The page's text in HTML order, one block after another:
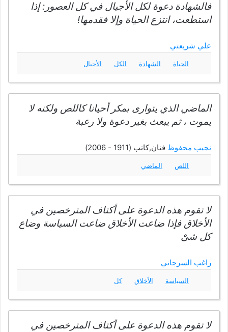
فالشهادة دعوة لكل الأجيال في كل العصور: إذا
استطعت، انتزع الحياة وإلا فقدمها!
علي شريعتي
الحياة الشهادة الكل الأجيال
الماضي الذي يتوارى بمكر أحيانا كاللص ولكنه لا
يموت ، ثم يبعث بغير دعوة ولا رعبة
نجيب محفوظ فنان,كاتب (1911 - 2006)
اللص الماضي
لا تقوم هذه الدعوة على أكتاف المترخصين في
الأخلاق فإذا ضاعت الأخلاق ضاعت السياسة وضاع
كل شىْ
راغب السرجاني
السياسة الأخلاق كل
لا تقوم هذه الدعوة على أكتاف المترخصين في